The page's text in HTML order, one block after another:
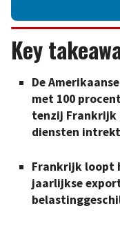
Key
De
met 100
tenzij Frankrijk
diensten
Frankrijk loopt
jaarlijkse